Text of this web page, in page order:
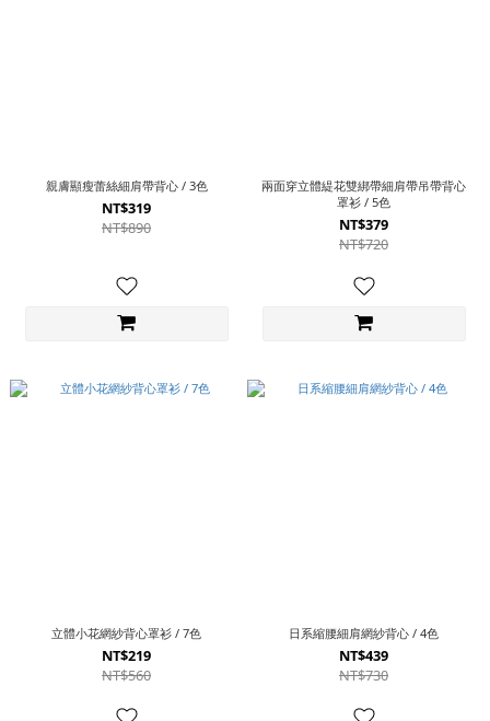
親膚顯瘦蕾絲細肩帶背心 / 3色
NT$319
NT$890
兩面穿立體緹花雙綁帶細肩帶吊帶背心
罩衫 / 5色
NT$379
NT$720
立體小花網紗背心罩衫 / 7色
NT$219
NT$560
日系縮腰細肩網紗背心 / 4色
NT$439
NT$730